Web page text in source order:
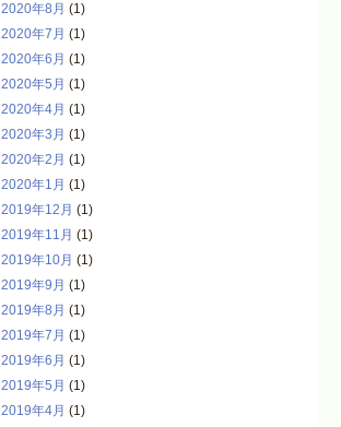
2020年8月 (1)
2020年7月 (1)
2020年6月 (1)
2020年5月 (1)
2020年4月 (1)
2020年3月 (1)
2020年2月 (1)
2020年1月 (1)
2019年12月 (1)
2019年11月 (1)
2019年10月 (1)
2019年9月 (1)
2019年8月 (1)
2019年7月 (1)
2019年6月 (1)
2019年5月 (1)
2019年4月 (1)